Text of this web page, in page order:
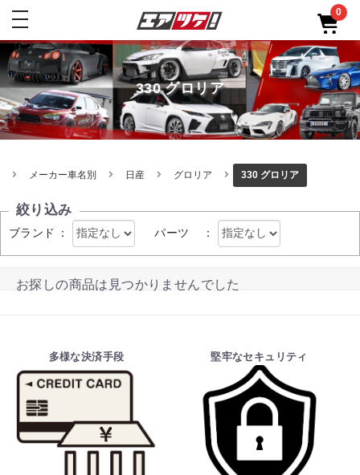
toggle
0
330 グロリア
メーカー車名別 日産 グロリア 330 グロリア
絞り込み
ブランド ： パーツ ：
お探しの商品は見つかりませんでした
多様な決済手段 堅牢なセキュリティ